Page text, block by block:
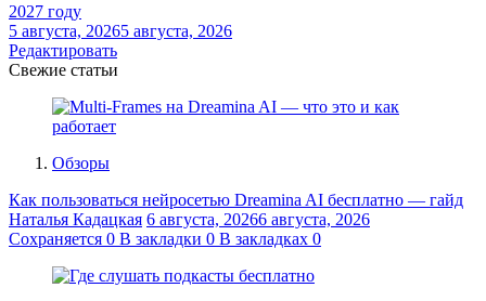
2027 году
5 августа, 20265 августа, 2026
Редактировать
Свежие статьи
Обзоры
Как пользоваться нейросетью Dreamina AI бесплатно — гайд
Наталья Кадацкая 6 августа, 20266 августа, 2026
Сохраняется 0 В закладки 0 В закладках 0